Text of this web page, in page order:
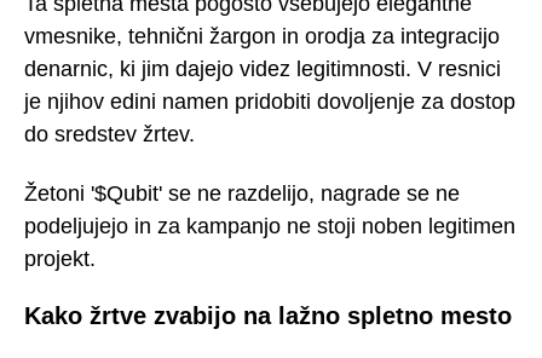
vmesnike, tehnični žargon in orodja za integracijo
denarnic, ki jim dajejo videz legitimnosti. V resnici
je njihov edini namen pridobiti dovoljenje za dostop
do sredstev žrtev.
Žetoni '$Qubit' se ne razdelijo, nagrade se ne
podeljujejo in za kampanjo ne stoji noben legitimen
projekt.
Kako žrtve zvabijo na lažno spletno mesto